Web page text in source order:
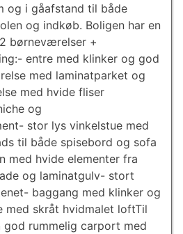
og i gåafstand til både
og indkøb. Boligen har en
børneværelser +
entre med klinker og god
med laminatparket og
med hvide fliser
og
stor lys vinkelstue med
til både spisebord og sofa
med hvide elementer fra
og laminatgulv- stort
baggang med klinker og
skråt hvidmalet loftTil
god rummelig carport med